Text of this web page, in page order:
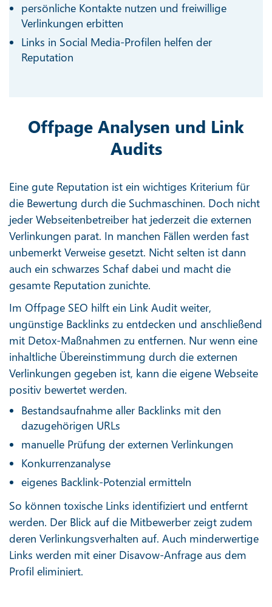
persönliche Kontakte nutzen und freiwillige
Verlinkungen erbitten
Links in Social Media-Profilen helfen der
Reputation
Offpage Analysen und Link
Audits
Eine gute Reputation ist ein wichtiges Kriterium für
die Bewertung durch die Suchmaschinen. Doch nicht
jeder Webseitenbetreiber hat jederzeit die externen
Verlinkungen parat. In manchen Fällen werden fast
unbemerkt Verweise gesetzt. Nicht selten ist dann
auch ein schwarzes Schaf dabei und macht die
gesamte Reputation zunichte.
Im Offpage SEO hilft ein Link Audit weiter,
ungünstige Backlinks zu entdecken und anschließend
mit Detox-Maßnahmen zu entfernen. Nur wenn eine
inhaltliche Übereinstimmung durch die externen
Verlinkungen gegeben ist, kann die eigene Webseite
positiv bewertet werden.
Bestandsaufnahme aller Backlinks mit den
dazugehörigen URLs
manuelle Prüfung der externen Verlinkungen
Konkurrenzanalyse
eigenes Backlink-Potenzial ermitteln
So können toxische Links identifiziert und entfernt
werden. Der Blick auf die Mitbewerber zeigt zudem
deren Verlinkungsverhalten auf. Auch minderwertige
Links werden mit einer Disavow-Anfrage aus dem
Profil eliminiert.